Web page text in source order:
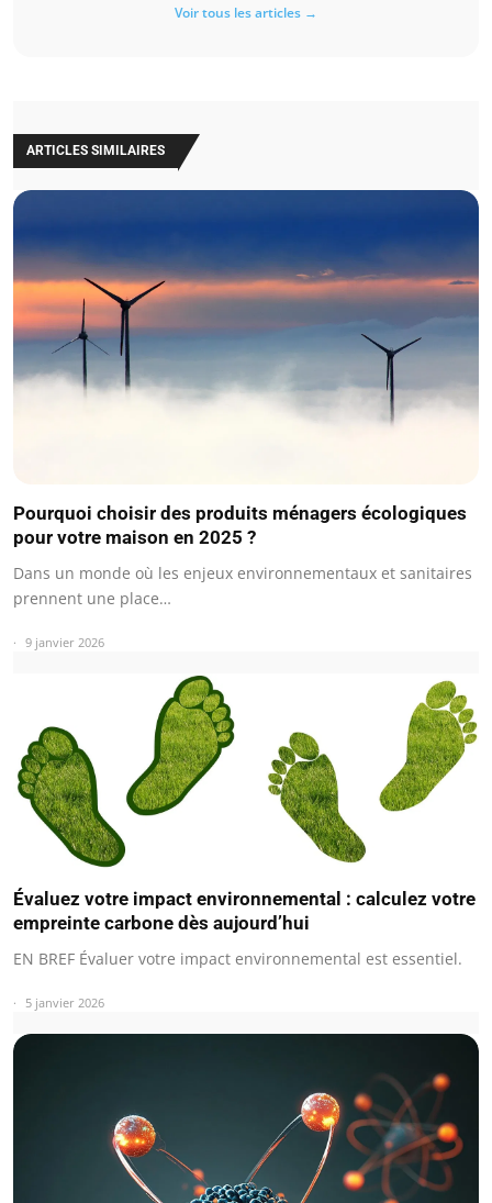
Voir tous les articles →
ARTICLES SIMILAIRES
Pourquoi choisir des produits ménagers écologiques
pour votre maison en 2025 ?
Dans un monde où les enjeux environnementaux et sanitaires
prennent une place…
9 janvier 2026
Évaluez votre impact environnemental : calculez votre
empreinte carbone dès aujourd’hui
EN BREF Évaluer votre impact environnemental est essentiel.
5 janvier 2026